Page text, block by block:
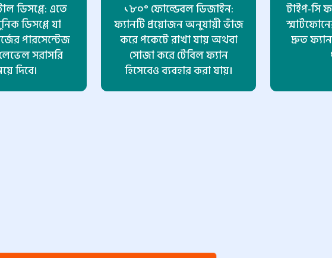
ডিসপ্লে: এতে
ডিসপ্লে যা
পারসেন্টেজ
সরাসরি
দিবে।
১৮০° ফোল্ডেবল ডিজাইন:
ফ্যানটি প্রয়োজন অনুযায়ী ভাঁজ
করে পকেটে রাখা যায় অথবা
সোজা করে টেবিল ফ্যান
হিসেবেও ব্যবহার করা যায়।
টাইপ-সি
দ্রুত